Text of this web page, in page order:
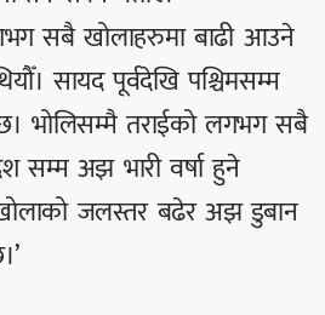
सबै खोलाहरुमा बाढी आउने
सायद पूर्वदेखि पश्चिमसम्म
भोलिसम्मै तराईको लगभग सबै
सम्म अझ भारी वर्षा हुने
जलस्तर बढेर अझ डुबान